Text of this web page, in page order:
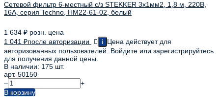
Сетевой фильтр 6-местный с/з STEKKER 3x1мм2, 1,8 м, 220В,
16А, серия Techno, HM22-61-02, белый
1 634 ₽ розн. цена
1 041 ₽после авторизации i
Цена действует для
авторизованных пользователей. Войдите или зарегистрируйтесь
для получения данной цены.
В наличии: 175 шт.
арт. 50150
–
+
В корзину